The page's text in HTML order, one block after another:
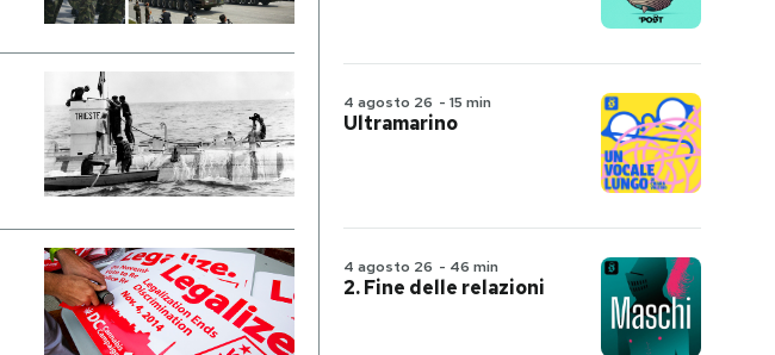
4 agosto 26 - 15 min
Ultramarino
4 agosto 26 - 46 min
2. Fine delle relazioni